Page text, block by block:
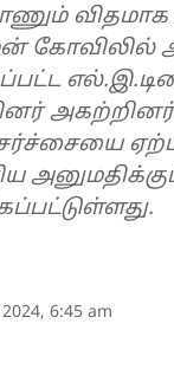
விதமாக
கோவிலில்
6:45 am